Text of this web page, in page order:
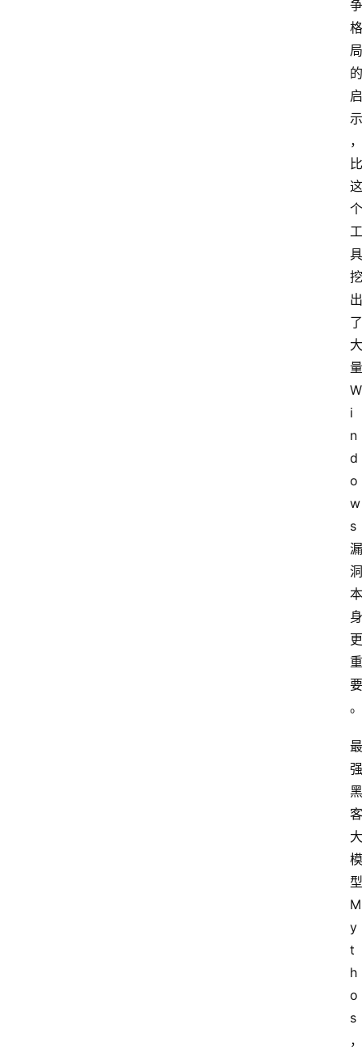
争
格
局
的
启
示
，
比
这
个
工
具
挖
出
了
大
量
W
i
n
d
o
w
s
漏
洞
本
身
更
重
要
。
最
强
黑
客
大
模
型
M
y
t
h
o
s
，